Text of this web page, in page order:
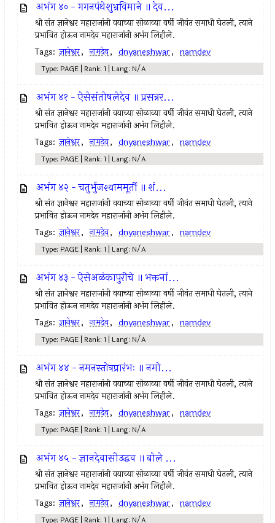
अभंग ४० - गगनपंथेशुभ्रविमाने ॥ देव...
श्री संत ज्ञानेश्वर महाराजांनी वयाच्या सोळाव्या वर्षी जीवंत समाधी घेतली, त्याने
प्रभावित होऊन नामदेव महाराजांनी अभंग लिहीले.
Tags: ज्ञानेश्वर, नामदेव, dnyaneshwar, namdev
Type: PAGE | Rank: 1 | Lang: N/A
अभंग ४१ - ऐसेसंतोषलेदेव ॥ प्रसन्नर...
श्री संत ज्ञानेश्वर महाराजांनी वयाच्या सोळाव्या वर्षी जीवंत समाधी घेतली, त्याने
प्रभावित होऊन नामदेव महाराजांनी अभंग लिहीले.
Tags: ज्ञानेश्वर, नामदेव, dnyaneshwar, namdev
Type: PAGE | Rank: 1 | Lang: N/A
अभंग ४२ - चतुर्भुजश्याममूर्ती ॥ शं...
श्री संत ज्ञानेश्वर महाराजांनी वयाच्या सोळाव्या वर्षी जीवंत समाधी घेतली, त्याने
प्रभावित होऊन नामदेव महाराजांनी अभंग लिहीले.
Tags: ज्ञानेश्वर, नामदेव, dnyaneshwar, namdev
Type: PAGE | Rank: 1 | Lang: N/A
अभंग ४३ - ऐसेअळंकापुरीचे ॥ भक्तनां...
श्री संत ज्ञानेश्वर महाराजांनी वयाच्या सोळाव्या वर्षी जीवंत समाधी घेतली, त्याने
प्रभावित होऊन नामदेव महाराजांनी अभंग लिहीले.
Tags: ज्ञानेश्वर, नामदेव, dnyaneshwar, namdev
Type: PAGE | Rank: 1 | Lang: N/A
अभंग ४४ - नमनस्तोत्रप्रारंभः ॥ नमो...
श्री संत ज्ञानेश्वर महाराजांनी वयाच्या सोळाव्या वर्षी जीवंत समाधी घेतली, त्याने
प्रभावित होऊन नामदेव महाराजांनी अभंग लिहीले.
Tags: ज्ञानेश्वर, नामदेव, dnyaneshwar, namdev
Type: PAGE | Rank: 1 | Lang: N/A
अभंग ४५ - ज्ञानदेवासीउद्धव ॥ बोले ...
श्री संत ज्ञानेश्वर महाराजांनी वयाच्या सोळाव्या वर्षी जीवंत समाधी घेतली, त्याने
प्रभावित होऊन नामदेव महाराजांनी अभंग लिहीले.
Tags: ज्ञानेश्वर, नामदेव, dnyaneshwar, namdev
Type: PAGE | Rank: 1 | Lang: N/A